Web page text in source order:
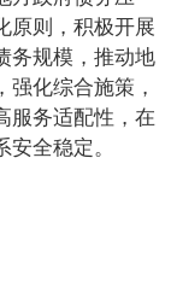
原则，积极开展
务规模，推动地
化综合施策，
服务适配性，在
全稳定。